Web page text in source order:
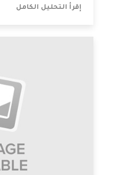
إقرأ التحليل الكامل